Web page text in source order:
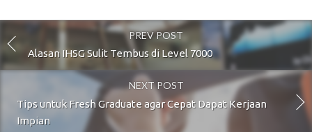
PREV POST
Alasan IHSG Sulit Tembus di Level 7000
NEXT POST
Tips untuk Fresh Graduate agar Cepat Dapat Kerjaan
Impian